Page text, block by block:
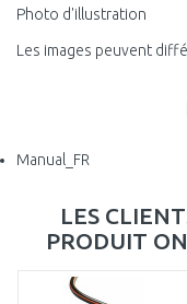
Photo d'illustration
Les images peuvent
Manual_FR
LES
PRODUIT